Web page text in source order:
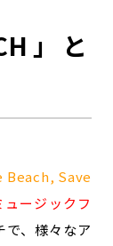
」と
Beach, Save
ュージックフ
で、様々なア